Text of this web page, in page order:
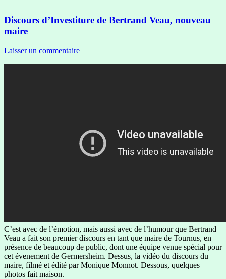
Discours d’Investiture de Bertrand Veau, nouveau
maire
Laisser un commentaire
C’est avec de l’émotion, mais aussi avec de l’humour que Bertrand
Veau a fait son premier discours en tant que maire de Tournus, en
présence de beaucoup de public, dont une équipe venue spécial pour
cet évenement de Germersheim. Dessus, la vidéo du discours du
maire, filmé et édité par Monique Monnot. Dessous, quelques
photos fait maison.